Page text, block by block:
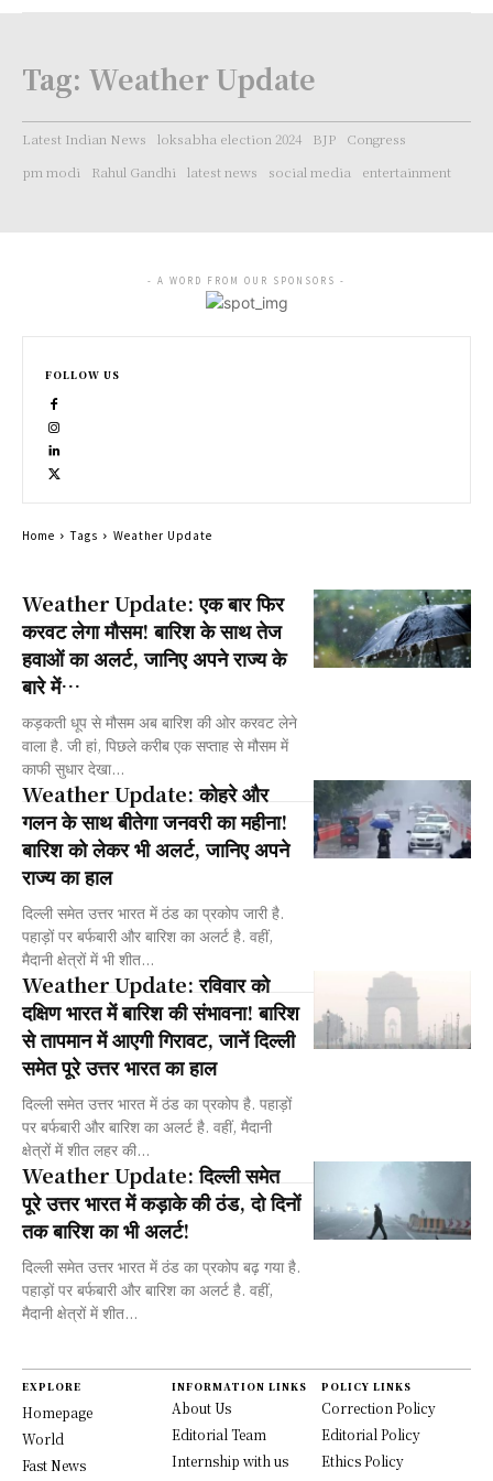
Tag: Weather Update
Latest Indian News loksabha election 2024 BJP
Congress
pm modi
Rahul Gandhi latest news social media entertainment
Weather Update: एक बार फिर
करवट लेगा मौसम! बारिश के साथ तेज
हवाओं का अलर्ट, जानिए अपने राज्य के
बारे में…
कड़कती धूप से मौसम अब बारिश की ओर करवट लेने
वाला है. जी हां, पिछले करीब एक सप्ताह से मौसम में
काफी सुधार देखा...
Weather Update: कोहरे और
गलन के साथ बीतेगा जनवरी का महीना!
बारिश को लेकर भी अलर्ट, जानिए अपने
राज्य का हाल
दिल्ली समेत उत्तर भारत में ठंड का प्रकोप जारी है.
पहाड़ों पर बर्फबारी और बारिश का अलर्ट है. वहीं,
मैदानी क्षेत्रों में भी शीत...
Weather Update: रविवार को
दक्षिण भारत में बारिश की संभावना! बारिश
से तापमान में आएगी गिरावट, जानें दिल्ली
समेत पूरे उत्तर भारत का हाल
दिल्ली समेत उत्तर भारत में ठंड का प्रकोप है. पहाड़ों
पर बर्फबारी और बारिश का अलर्ट है. वहीं, मैदानी
क्षेत्रों में शीत लहर की...
Weather Update: दिल्ली समेत
पूरे उत्तर भारत में कड़ाके की ठंड, दो दिनों
तक बारिश का भी अलर्ट!
दिल्ली समेत उत्तर भारत में ठंड का प्रकोप बढ़ गया है.
पहाड़ों पर बर्फबारी और बारिश का अलर्ट है. वहीं,
मैदानी क्षेत्रों में शीत...
- A WORD FROM OUR SPONSORS -
FOLLOW US
Home Tags Weather Update
EXPLORE
Homepage
World
Fast News
INFORMATION LINKS
About Us
Editorial Team
Internship with us
POLICY LINKS
Correction Policy
Editorial Policy
Ethics Policy